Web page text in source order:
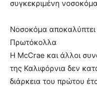
συγκεκριμένη
Νοσοκόμα
Πρωτόκολλα
Η McCrae και άλλοι
της Καλιφόρνια δεν
διάρκεια του πρώτου